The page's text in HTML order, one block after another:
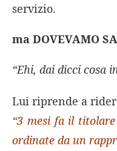
servizio.
ma DOVEVAMO
“Ehi, dai dicci cosa
Lui riprende a
“3 mesi fa il
ordinate da un